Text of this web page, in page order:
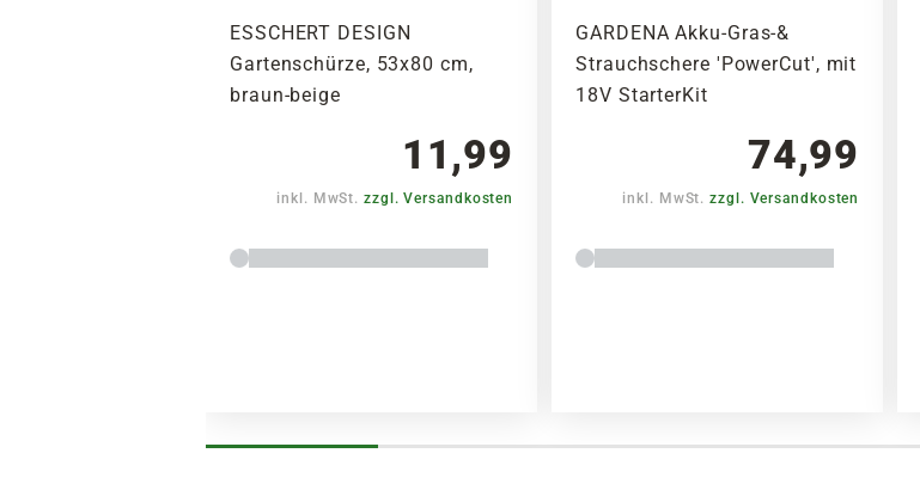
ESSCHERT DESIGN
Gartenschürze, 53x80 cm,
braun-beige
11,99
inkl. MwSt.zzgl. Versandkosten
GARDENA Akku-Gras-&
Strauchschere 'PowerCut', mit
18V StarterKit
74,99
inkl. MwSt.zzgl. Versandkosten